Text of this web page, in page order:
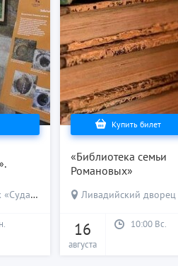
«Библиотека семьи
Романовых»
Ливадийский дворец
16
августа
10:00 Вс.
Купить билет